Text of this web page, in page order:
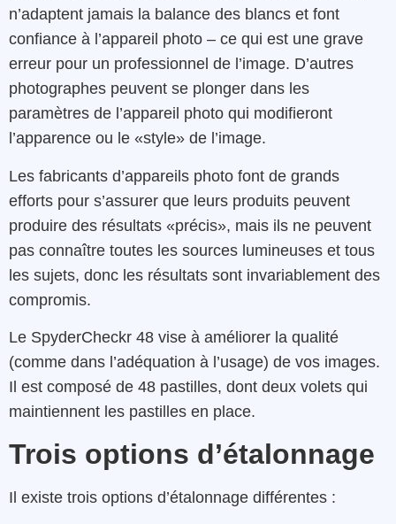
n’adaptent jamais la balance des blancs et font
confiance à l’appareil photo – ce qui est une grave
erreur pour un professionnel de l’image. D’autres
photographes peuvent se plonger dans les
paramètres de l’appareil photo qui modifieront
l’apparence ou le «style» de l’image.
Les fabricants d’appareils photo font de grands
efforts pour s’assurer que leurs produits peuvent
produire des résultats «précis», mais ils ne peuvent
pas connaître toutes les sources lumineuses et tous
les sujets, donc les résultats sont invariablement des
compromis.
Le SpyderCheckr 48 vise à améliorer la qualité
(comme dans l’adéquation à l’usage) de vos images.
Il est composé de 48 pastilles, dont deux volets qui
maintiennent les pastilles en place.
Trois options d’étalonnage
Il existe trois options d’étalonnage différentes :